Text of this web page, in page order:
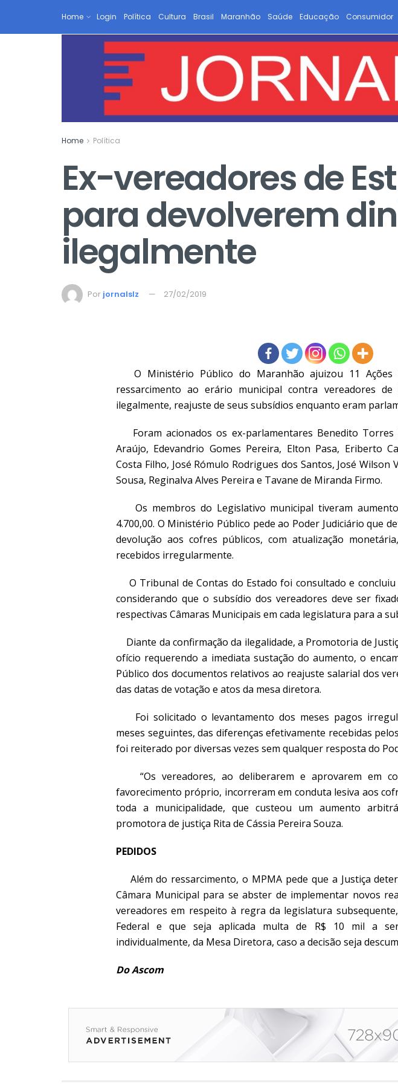
Home Login Política Cultura Brasil Maranhão Saúde Educação Consumidor
Home Política
Ex-vereadores de
para devolverem
ilegalmente
Por jornalslz 27/02/2019
O Ministério Público do Maranhão ajuizou 11 Ações
ressarcimento ao erário municipal contra vereadores de
ilegalmente, reajuste de seus subsídios enquanto eram
Foram acionados os ex-parlamentares Benedito Torres
Araújo, Edevandrio Gomes Pereira, Elton Pasa, Eriberto
Costa Filho, José Rómulo Rodrigues dos Santos, José Wilson
Sousa, Reginalva Alves Pereira e Tavane de Miranda Firmo.
Os membros do Legislativo municipal tiveram aumento
4.700,00. O Ministério Público pede ao Poder Judiciário que
devolução aos cofres públicos, com atualização
recebidos irregularmente.
O Tribunal de Contas do Estado foi consultado e
considerando que o subsídio dos vereadores deve ser
respectivas Câmaras Municipais em cada legislatura para a
Diante da confirmação da ilegalidade, a Promotoria de
ofício requerendo a imediata sustação do aumento, o
Público dos documentos relativos ao reajuste salarial dos
das datas de votação e atos da mesa diretora.
Foi solicitado o levantamento dos meses pagos
meses seguintes, das diferenças efetivamente recebidas
foi reiterado por diversas vezes sem qualquer resposta do
“Os vereadores, ao deliberarem e aprovarem em
favorecimento próprio, incorreram em conduta lesiva aos
toda a municipalidade, que custeou um aumento
promotora de justiça Rita de Cássia Pereira Souza.
PEDIDOS
Além do ressarcimento, o MPMA pede que a Justiça
Câmara Municipal para se abster de implementar novos
vereadores em respeito à regra da legislatura
Federal e que seja aplicada multa de R$ 10 mil a
individualmente, da Mesa Diretora, caso a decisão seja
Do Ascom